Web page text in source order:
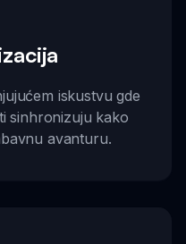
iskustvu gde
sinhronizuju kako
avanturu.